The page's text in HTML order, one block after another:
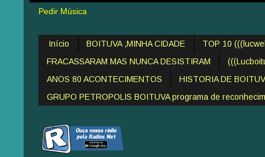
Pedir Música
Início BOITUVA ,MINHA CIDADE
TOP 10
FRACASSARAM MAS NUNCA DESISTIRAM
ANOS 80 ACONTECIMENTOS
HISTORIA DE
GRUPO PETROPOLIS BOITUVA programa de